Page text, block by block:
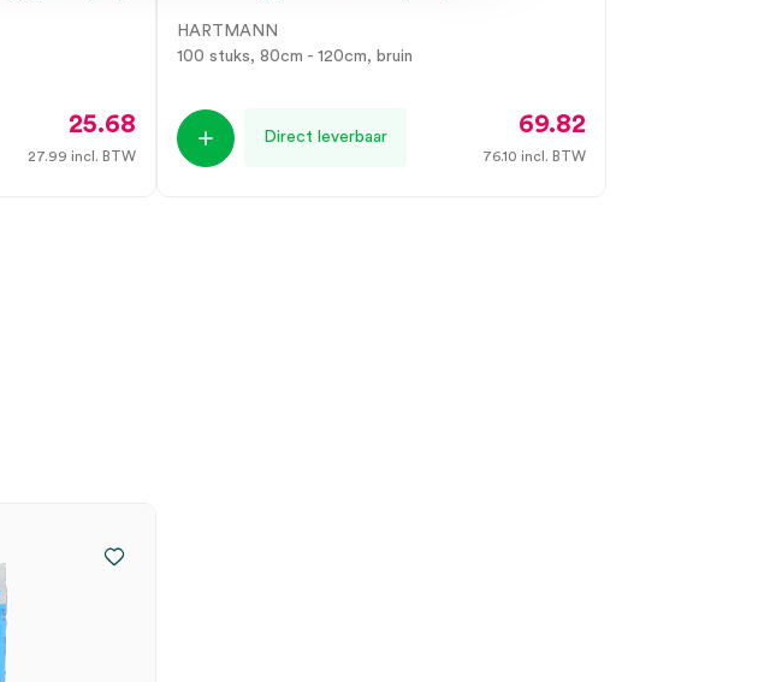
25.68
27.99 incl. BTW
HARTMANN
100 stuks, 80cm - 120cm, bruin
Direct leverbaar 69.82
76.10 incl. BTW